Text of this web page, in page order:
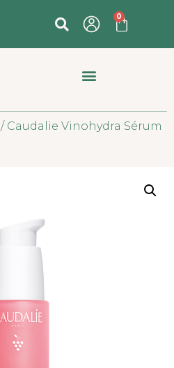
0
/ Caudalie Vinohydra Sérum